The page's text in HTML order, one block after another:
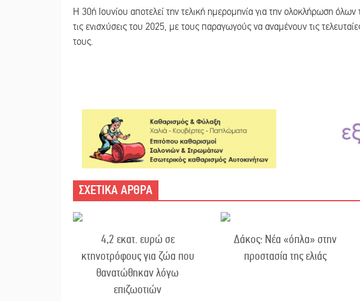
Η 30ή Ιουνίου αποτελεί την τελική ημερομηνία για την ολοκλήρωση
τις ενισχύσεις του 2025, με τους παραγωγούς να αναμένουν τις
τους.
ΣΧΕΤΙΚΑ ΑΡΘΡΑ
4,2 εκατ. ευρώ σε
κτηνοτρόφους για ζώα που
θανατώθηκαν λόγω
επιζωοτιών
Δάκος: Νέα «όπλα» στην
προστασία της ελιάς